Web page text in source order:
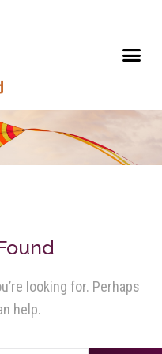
looking for. Perhaps
help.